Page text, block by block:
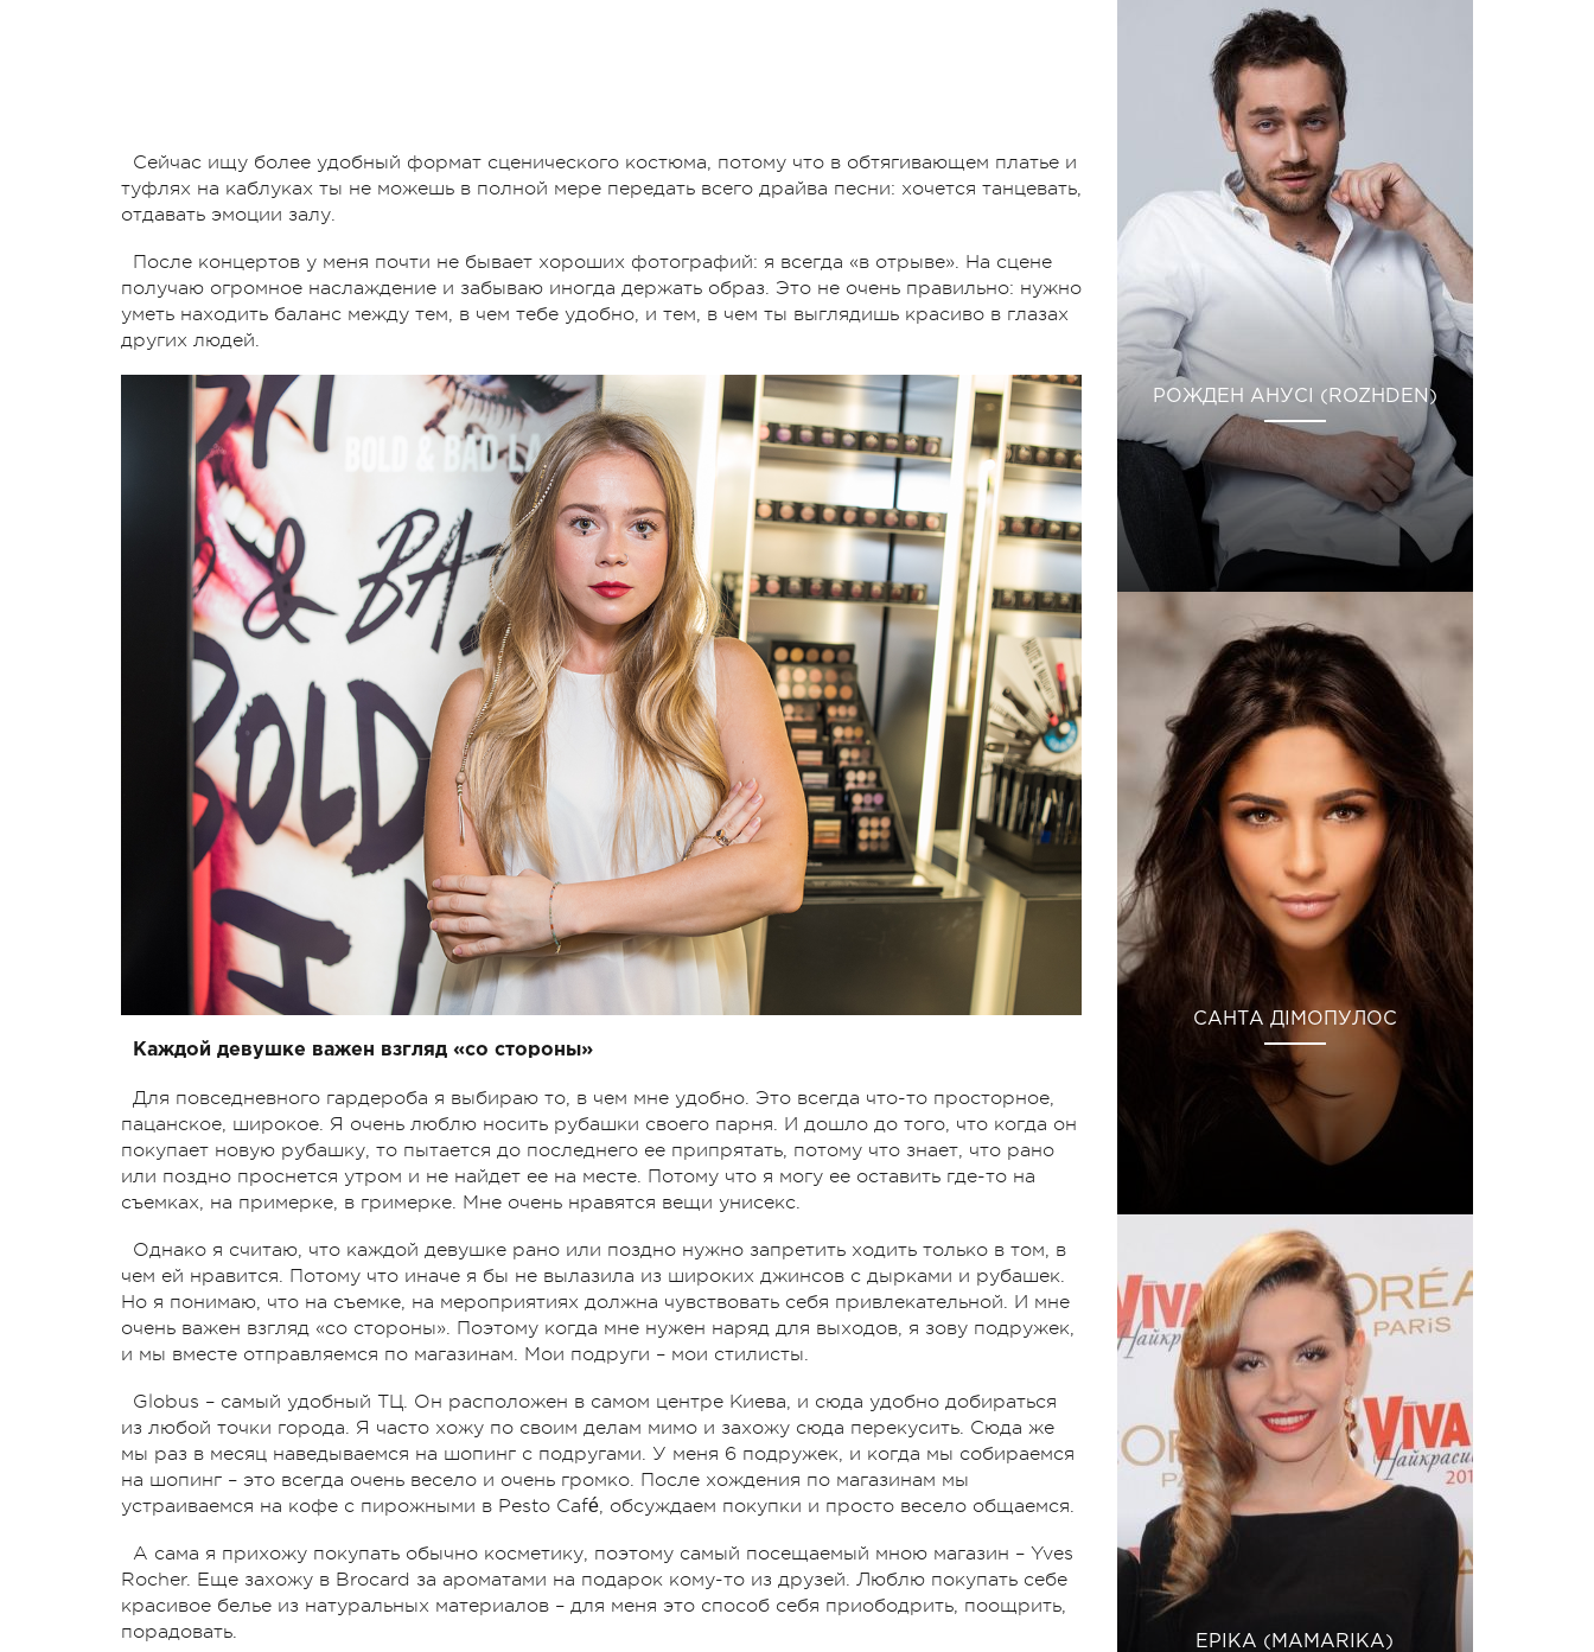
Сейчас ищу более удобный формат сценического костюма, потому что в обтягивающем платье и
туфлях на каблуках ты не можешь в полной мере передать всего драйва песни: хочется танцевать,
отдавать эмоции залу.
После концертов у меня почти не бывает хороших фотографий: я всегда «в отрыве». На сцене
получаю огромное наслаждение и забываю иногда держать образ. Это не очень правильно: нужно
уметь находить баланс между тем, в чем тебе удобно, и тем, в чем ты выглядишь красиво в глазах
других людей.
Каждой девушке важен взгляд «со стороны»
Для повседневного гардероба я выбираю то, в чем мне удобно. Это всегда что-то просторное,
пацанское, широкое. Я очень люблю носить рубашки своего парня. И дошло до того, что когда он
покупает новую рубашку, то пытается до последнего ее припрятать, потому что знает, что рано
или поздно проснется утром и не найдет ее на месте. Потому что я могу ее оставить где-то на
съемках, на примерке, в гримерке. Мне очень нравятся вещи унисекс.
Однако я считаю, что каждой девушке рано или поздно нужно запретить ходить только в том, в
чем ей нравится. Потому что иначе я бы не вылазила из широких джинсов с дырками и рубашек.
Но я понимаю, что на съемке, на мероприятиях должна чувствовать себя привлекательной. И мне
очень важен взгляд «со стороны». Поэтому когда мне нужен наряд для выходов, я зову подружек,
и мы вместе отправляемся по магазинам. Мои подруги – мои стилисты.
Globus – самый удобный ТЦ. Он расположен в самом центре Киева, и сюда удобно добираться
из любой точки города. Я часто хожу по своим делам мимо и захожу сюда перекусить. Сюда же
мы раз в месяц наведываемся на шопинг с подругами. У меня 6 подружек, и когда мы собираемся
на шопинг – это всегда очень весело и очень громко. После хождения по магазинам мы
устраиваемся на кофе с пирожными в Pesto Café, обсуждаем покупки и просто весело общаемся.
А сама я прихожу покупать обычно косметику, поэтому самый посещаемый мною магазин – Yves
Rocher. Еще захожу в Brocard за ароматами на подарок кому-то из друзей. Люблю покупать себе
красивое белье из натуральных материалов – для меня это способ себя приободрить, поощрить,
порадовать.
РОЖДЕН АНУСІ (ROZHDEN)
САНТА ДІМОПУЛОС
ЕРІКА (MAMARIKA)